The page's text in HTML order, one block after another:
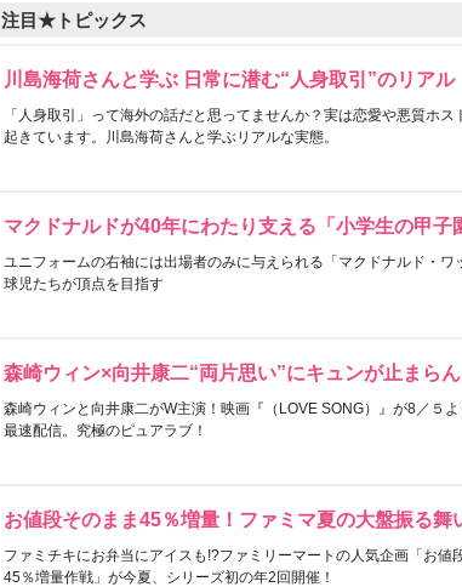
注目★トピックス
川島海荷さんと学ぶ 日常に潜む“人身取引”のリアル
「人身取引」って海外の話だと思ってませんか？実は恋愛や悪質ホス
起きています。川島海荷さんと学ぶリアルな実態。
マクドナルドが40年にわたり支える「小学生の甲子
ユニフォームの右袖には出場者のみに与えられる「マクドナルド・ワ
球児たちが頂点を目指す
森崎ウィン×向井康二“両片思い”にキュンが止まらん
森崎ウィンと向井康二がW主演！映画『（LOVE SONG）』が8／５
最速配信。究極のピュアラブ！
お値段そのまま45％増量！ファミマ夏の大盤振る舞
ファミチキにお弁当にアイスも!?ファミリーマートの人気企画「お値
45％増量作戦」が今夏、シリーズ初の年2回開催！